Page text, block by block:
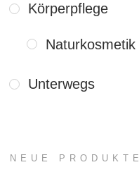
Körperpflege
Naturkosmetik
Unterwegs
NEUE PRODUKTE